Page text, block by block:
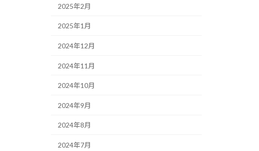
2025年2月
2025年1月
2024年12月
2024年11月
2024年10月
2024年9月
2024年8月
2024年7月